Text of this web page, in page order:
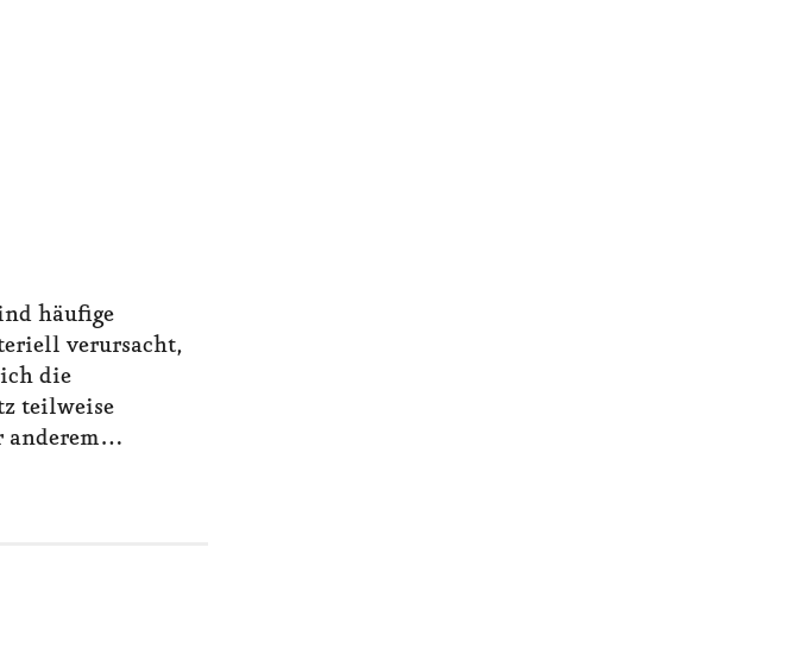
häufige
verursacht,
die
teilweise
anderem…